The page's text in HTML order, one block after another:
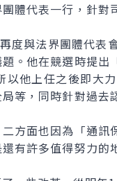
代表一行，針對
與法界團體代表
。他在競選時提
他上任之後即大
等，同時針對過
面也因為「通訊
有許多值得努力